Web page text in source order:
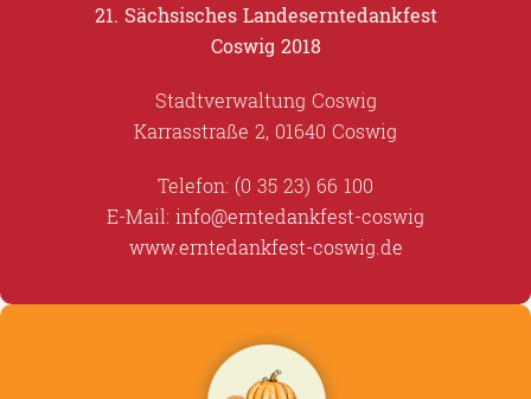
21. Sächsisches Landeserntedankfest
Coswig 2018
Stadtverwaltung Coswig
Karrasstraße 2, 01640 Coswig
Telefon: (0 35 23) 66 100
E-Mail: info@erntedankfest-coswig
www.erntedankfest-coswig.de